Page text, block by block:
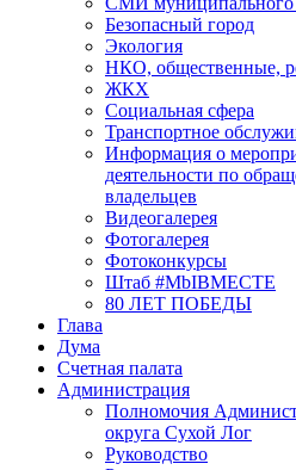
Безопасный город
Экология
НКО, общественные,
ЖКХ
Социальная сфера
Транспортное
Информация о
деятельности по
владельцев
Видеогалерея
Фотогалерея
Фотоконкурсы
Штаб #MbIBMECTE
80 ЛЕТ ПОБЕДЫ
Глава
Дума
Счетная палата
Администрация
Полномочия
округа Сухой Лог
Руководство